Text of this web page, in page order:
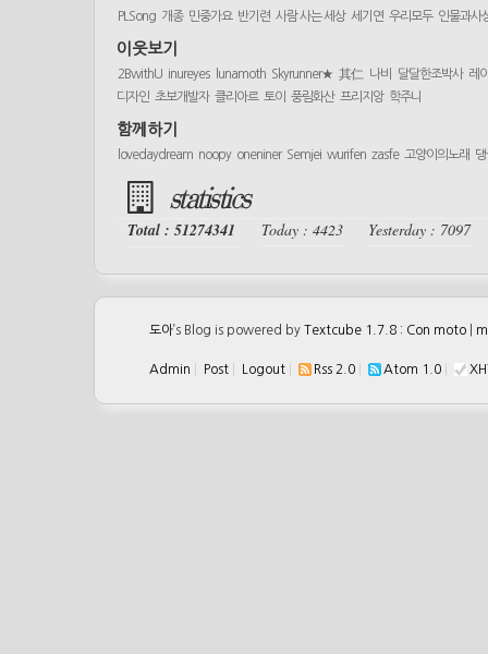
PLSong 개종 민중가요 반기련 사람 사는 세상 세기연 우리모두 인물과사
이웃보기
2BwithU inureyes lunamoth Skyrunner★ 其仁 나비 달달한조박사 레
디자인 초보개발자 클리아르 토이 풍림화산 프리지앙 학주니
함께하기
lovedaydream noopy oneniner Semjei wurifen zasfe 고양이의노래
statistics
Total : 51274341 Today : 4423 Yesterday : 7097
도아’s Blog is powered by Textcube 1.7.8 : Con moto
Admin Post Logout Rss 2.0 Atom 1.0